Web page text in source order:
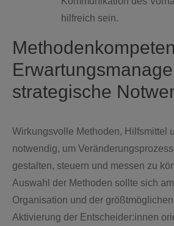
hilfreich sein.
strategische
Wirkungsvolle Methoden, Hilfsmittel
notwendig, um
gestalten, steuern und messen zu
Auswahl der Methoden sollte sich
Organisation und der
Aktivierung der Entscheider:innen